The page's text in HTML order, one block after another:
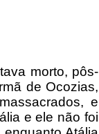
morto, pôs-
de Ocozias,
e
e ele não foi